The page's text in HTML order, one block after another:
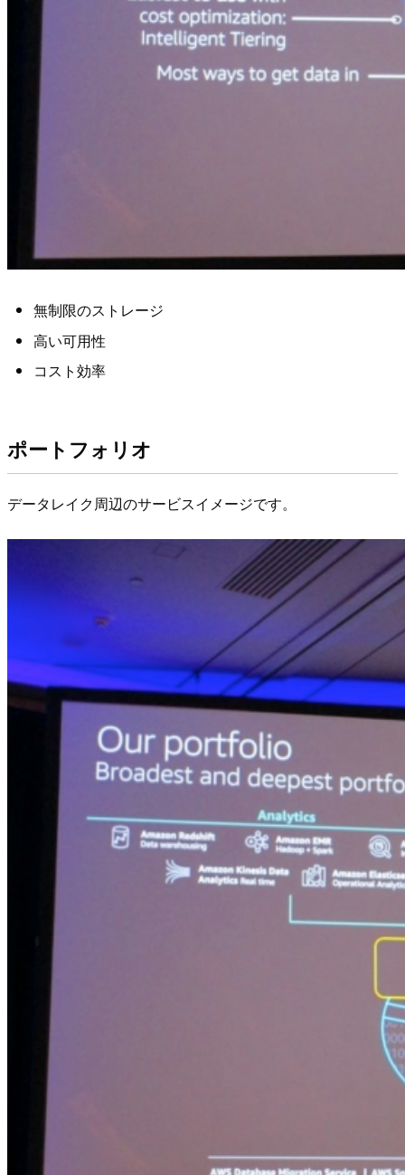
無制限のストレージ
高い可用性
コスト効率
ポートフォリオ
データレイク周辺のサービスイメージです。